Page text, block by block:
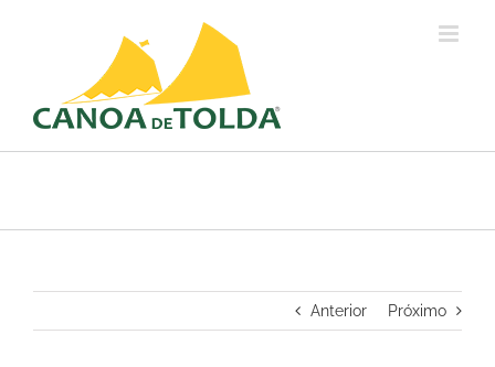
Anterior Próximo